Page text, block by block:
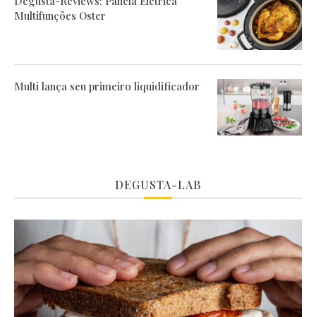
Multifunções Oster
Multi lança seu primeiro liquidificador
DEGUSTA-LAB